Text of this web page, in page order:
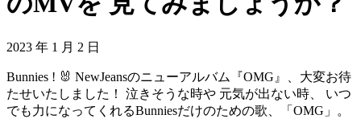
2023 年 1 月 2 日
Bunnies ! 🐰 NewJeansのニューアルバム『OMG』、大変お待
たせいたしました！ 泣きそうな時や 元気が出ない時、 いつ
でも力になってくれるBunniesだけのための歌、「OMG」。